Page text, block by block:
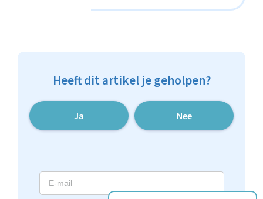
Heeft dit artikel je geholpen?
Ja Nee